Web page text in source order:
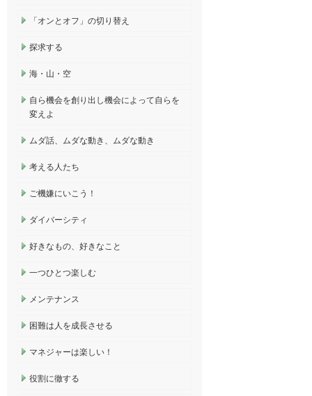
「オンとオフ」の切り替え
探求する
海・山・空
自ら機会を創り出し機会によって自らを
変えよ
ムダ話、ムダな動き、ムダな動き
考える人たち
ご機嫌にいこう！
ダイバーシティ
好きなもの、好きなこと
一つひとつ楽しむ
メンテナンス
困難は人を成長させる
マネジャーは楽しい！
役割に徹する